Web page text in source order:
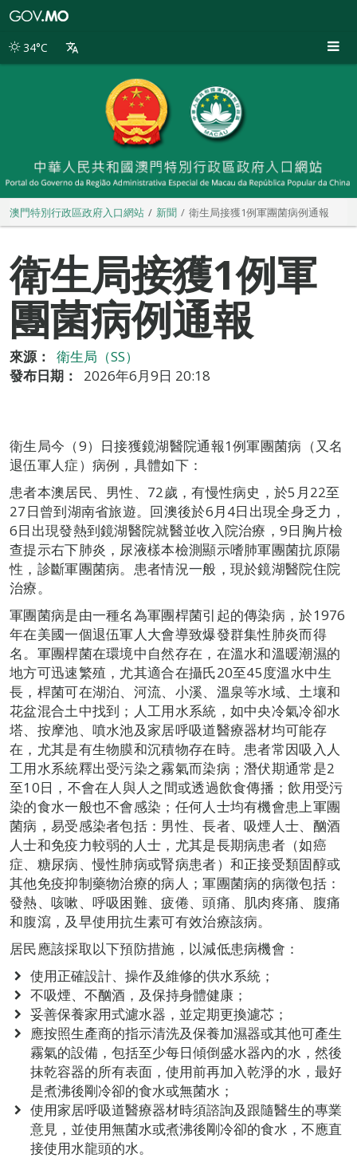
別
34°C
澳門特別行政區政府入口網站 新聞 衛生局接獲1例軍團菌病例通報
衛生局接獲1例軍
團菌病例通報
來源：
衛生局（SS）
發布日期：
2026年6月9日 20:18
衛生局今（9）日接獲鏡湖醫院通報1例軍團菌病（又名
退伍軍人症）病例，具體如下：
患者本澳居民、男性、72歲，有慢性病史，於5月22至
27日曾到湖南省旅遊。回澳後於6月4日出現全身乏力，
6日出現發熱到鏡湖醫院就醫並收入院治療，9日胸片檢
查提示右下肺炎，尿液樣本檢測顯示嗜肺軍團菌抗原陽
性，診斷軍團菌病。患者情況一般，現於鏡湖醫院住院
治療。
軍團菌病是由一種名為軍團桿菌引起的傳染病，於1976
年在美國一個退伍軍人大會導致爆發群集性肺炎而得
名。軍團桿菌在環境中自然存在，在溫水和溫暖潮濕的
地方可迅速繁殖，尤其適合在攝氏20至45度溫水中生
長，桿菌可在湖泊、河流、小溪、溫泉等水域、土壤和
花盆混合土中找到；人工用水系統，如中央冷氣冷卻水
塔、按摩池、噴水池及家居呼吸道醫療器材均可能存
在，尤其是有生物膜和沉積物存在時。患者常因吸入人
工用水系統釋出受污染之霧氣而染病；潛伏期通常是2
至10日，不會在人與人之間或透過飲食傳播；飲用受污
染的食水一般也不會感染；任何人士均有機會患上軍團
菌病，易受感染者包括：男性、長者、吸煙人士、酗酒
人士和免疫力較弱的人士，尤其是長期病患者（如癌
症、糖尿病、慢性肺病或腎病患者）和正接受類固醇或
其他免疫抑制藥物治療的病人；軍團菌病的病徵包括：
發熱、咳嗽、呼吸困難、疲倦、頭痛、肌肉疼痛、腹痛
和腹瀉，及早使用抗生素可有效治療該病。
居民應該採取以下預防措施，以減低患病機會：
使用正確設計、操作及維修的供水系統；
不吸煙、不酗酒，及保持身體健康；
妥善保養家用式濾水器，並定期更換濾芯；
應按照生產商的指示清洗及保養加濕器或其他可產生
霧氣的設備，包括至少每日傾倒盛水器內的水，然後
抹乾容器的所有表面，使用前再加入乾淨的水，最好
是煮沸後剛冷卻的食水或無菌水；
使用家居呼吸道醫療器材時須諮詢及跟隨醫生的專業
意見，並使用無菌水或煮沸後剛冷卻的食水，不應直
接使用水龍頭的水。